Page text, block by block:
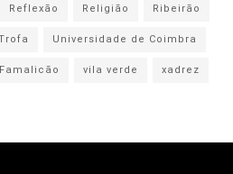
Reflexão Religião
Ribeirão
Universidade de Coimbra
vila verde xadrez